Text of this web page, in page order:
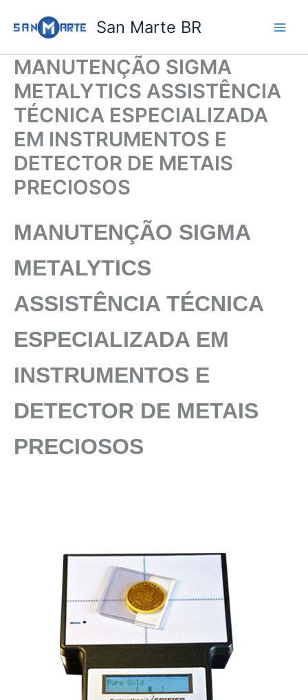
para
conteúdo
San Marte BR
MANUTENÇÃO SIGMA
METALYTICS ASSISTÊNCIA
TÉCNICA ESPECIALIZADA
EM INSTRUMENTOS E
DETECTOR DE METAIS
PRECIOSOS
MANUTENÇÃO SIGMA
METALYTICS
ASSISTÊNCIA TÉCNICA
ESPECIALIZADA EM
INSTRUMENTOS E
DETECTOR DE METAIS
PRECIOSOS